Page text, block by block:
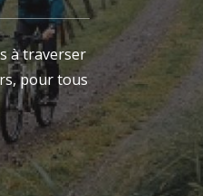
à traverser
pour tous